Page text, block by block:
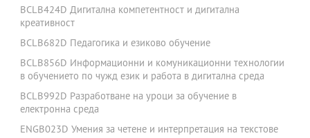
BCLB424D Дигитална компетентност и дигитална
креативност
BCLB682D Педагогика и езиково обучение
BCLB856D Информационни и комуникационни технологии
в обучението по чужд език и работа в дигитална среда
BCLB992D Разработване на уроци за обучение в
електронна среда
ENGB023D Умения за четене и интерпретация на текстове